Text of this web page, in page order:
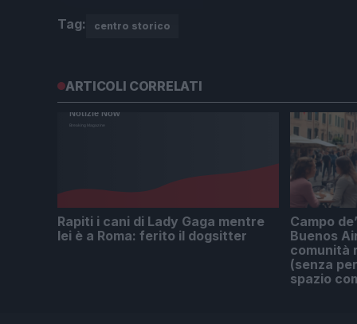
Tag: centro storico
ARTICOLI CORRELATI
Rapiti i cani di Lady Gaga mentre
lei è a Roma: ferito il dogsitter
Campo
Buenos
comunità
(senza
spazio